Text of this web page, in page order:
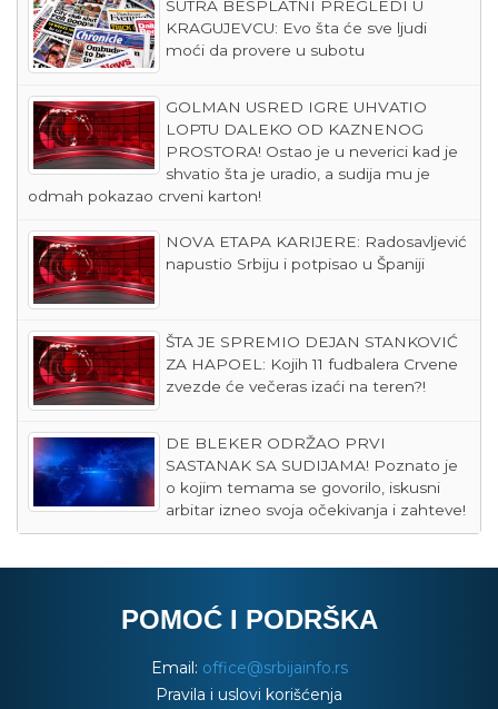
SUTRA BESPLATNI PREGLEDI U
KRAGUJEVCU: Evo šta će sve ljudi
moći da provere u subotu
GOLMAN USRED IGRE UHVATIO
LOPTU DALEKO OD KAZNENOG
PROSTORA! Ostao je u neverici kad je
shvatio šta je uradio, a sudija mu je
odmah pokazao crveni karton!
NOVA ETAPA KARIJERE: Radosavljević
napustio Srbiju i potpisao u Španiji
ŠTA JE SPREMIO DEJAN STANKOVIĆ
ZA HAPOEL: Kojih 11 fudbalera Crvene
zvezde će večeras izaći na teren?!
DE BLEKER ODRŽAO PRVI
SASTANAK SA SUDIJAMA! Poznato je
o kojim temama se govorilo, iskusni
arbitar izneo svoja očekivanja i zahteve!
POMOĆ I PODRŠKA
Email: office@srbijainfo.rs
Pravila i uslovi korišćenja